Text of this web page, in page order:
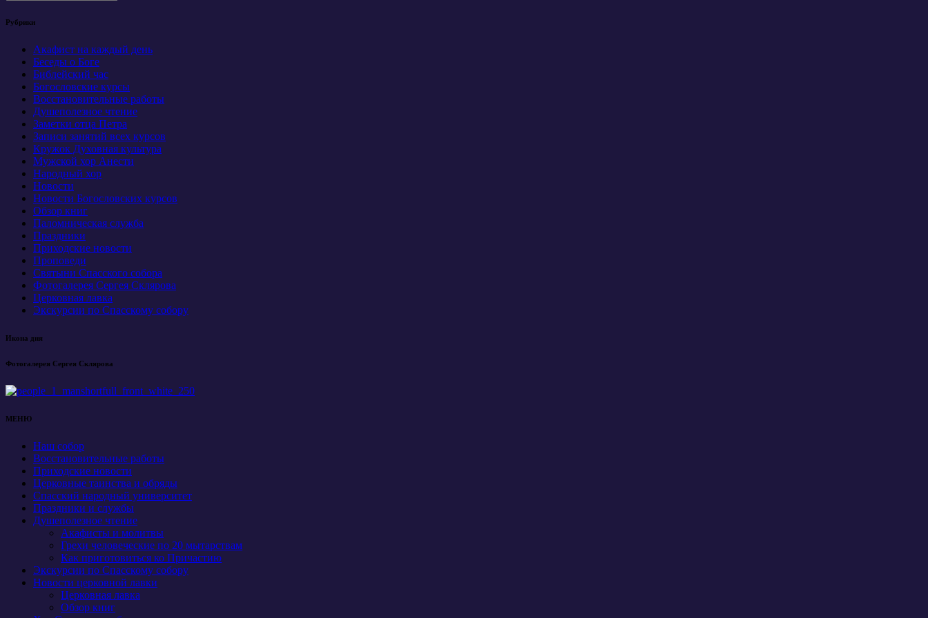
Рубрики
Акафист на каждый день
Беседы о Боге
Библейский час
Богословские курсы
Восстановительные работы
Душеполезное чтение
Заметки отца Петра
Записи занятий всех курсов
Кружок Духовная культура
Мужской хор Анести
Народный хор
Новости
Новости Богословских курсов
Обзор книг
Паломническая служба
Праздники
Приходские новости
Проповеди
Святыни Спасского собора
Фотогалерея Сергея Склярова
Церковная лавка
Экскурсии по Спасскому собору
Икона дня
Фотогалерея Сергея Склярова
МЕНЮ
Наш собор
Восстановительные работы
Приходские новости
Церковные таинства и обряды
Спасский народный университет
Праздники и службы
Душеполезное чтение
Акафисты и молитвы
Грехи человеческие по 20 мытарствам
Как приготовиться ко Причастию
Экскурсии по Спасскому собору
Новости церковной лавки
Церковная лавка
Обзор книг